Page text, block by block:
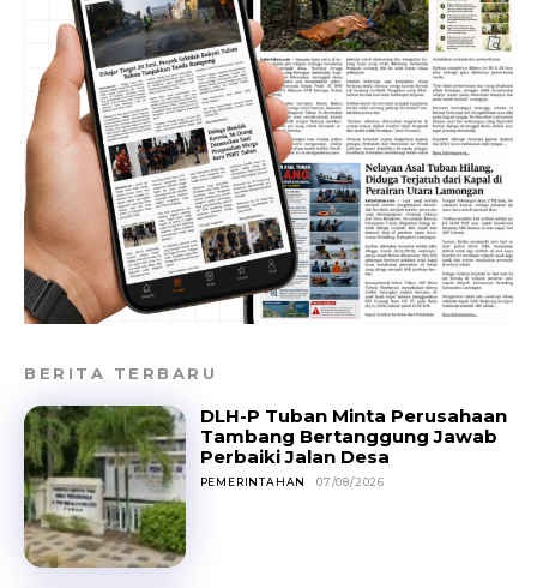
BERITA TERBARU
DLH-P Tuban Minta Perusahaan
Tambang Bertanggung Jawab
Perbaiki Jalan Desa
PEMERINTAHAN 07/08/2026